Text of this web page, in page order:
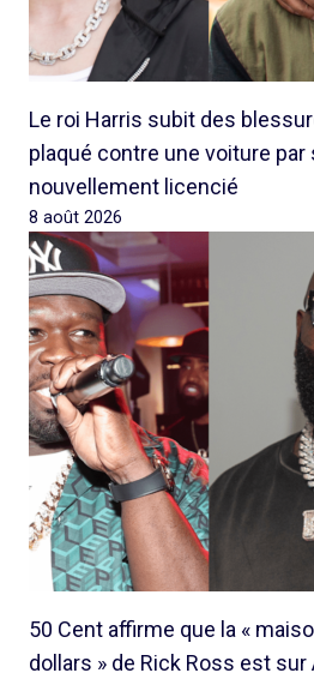
Le roi Harris subit des
plaqué contre une voiture
nouvellement licencié
8 août 2026
50 Cent affirme que la «
dollars » de Rick Ross est sur